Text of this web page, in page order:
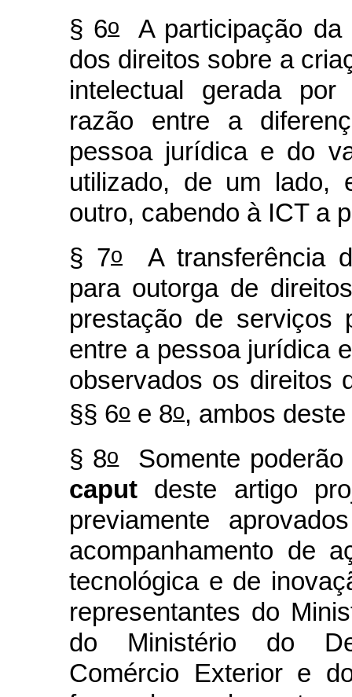
§ 6oA participação da
dos direitos sobre a
intelectual gerada
razão entre a
pessoa jurídica e do
utilizado, de um lado,
outro, cabendo à ICT a
§ 7o
A transferência
para outorga de
prestação de serviços
entre a pessoa jurídica
observados os direitos
§§ 6o e 8o, ambos
§ 8oSomente poderão
caput deste artigo
previamente
acompanhamento de
tecnológica e de
representantes do
do Ministério do
Comércio Exterior e